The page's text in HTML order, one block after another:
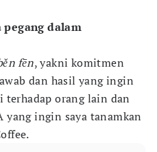
dalam
fēn, yakni komitmen
dan hasil yang ingin
orang lain dan
ingin saya tanamkan